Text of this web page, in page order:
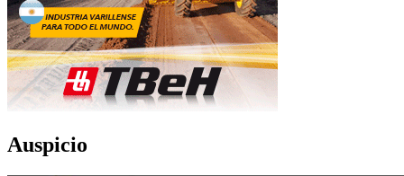
Auspicio